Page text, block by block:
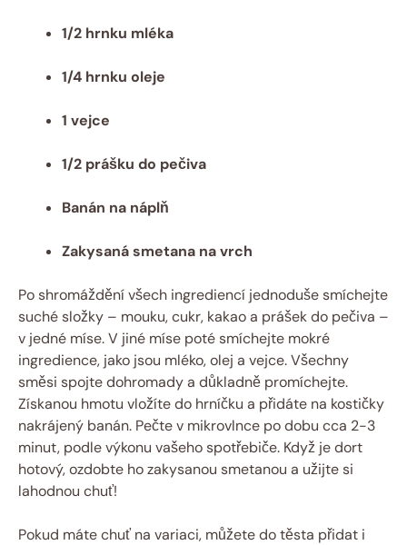
1/2 hrnku mléka
1/4 hrnku oleje
1 vejce
1/2 prášku do pečiva
Banán na náplň
Zakysaná smetana na vrch
Po shromáždění všech ingrediencí jednoduše smíchejte
suché složky – mouku, cukr, kakao a prášek do pečiva –
v jedné míse. V jiné míse poté smíchejte mokré
ingredience, jako jsou mléko, olej a vejce. Všechny
směsi spojte dohromady a důkladně promíchejte.
Získanou hmotu vložíte do hrníčku a přidáte na kostičky
nakrájený banán. Pečte v mikrovlnce po dobu cca 2-3
minut, podle výkonu vašeho spotřebiče. Když je dort
hotový, ozdobte ho zakysanou smetanou a užijte si
lahodnou chuť!
Pokud máte chuť na variaci, můžete do těsta přidat i